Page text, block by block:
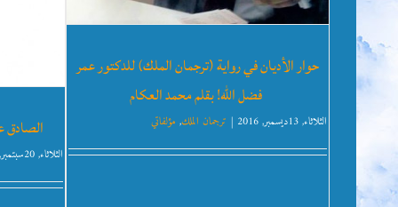
حوار الأديان في رواية (ترجمان الملك) للدكتور عمر
فضل الله! بقلم محمد العكام
الثلاثاء, 13ديسمبر, 2016 | ترجمان الملك, مؤلفاتي الصادق
الثلاثاء, 20سبتمبر, 2016
شهادة إيهاب صالح في حق رواية ترجمان
الملك
ترجمان الملك